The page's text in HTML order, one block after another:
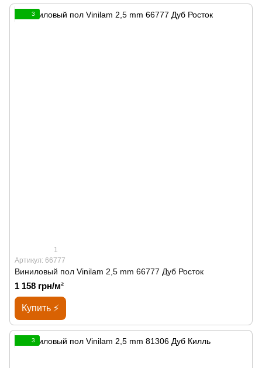
3
1
Артикул: 66777
Виниловый пол Vinilam 2,5 mm 66777 Дуб Росток
1 158 грн/м²
Купить ⚡
3